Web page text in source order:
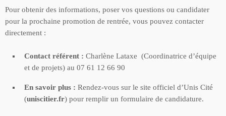
Pour obtenir des informations, poser vos questions ou candidater
pour la prochaine promotion de rentrée, vous pouvez contacter
directement :
Contact référent : Charlène Lataxe (Coordinatrice d’équipe
et de projets) au 07 61 12 66 90
En savoir plus : Rendez-vous sur le site officiel d’Unis Cité
(uniscitier.fr) pour remplir un formulaire de candidature.